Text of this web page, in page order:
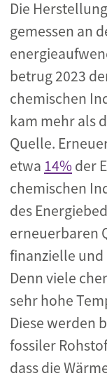
Die
gemessen an
betrug 2023
chemischen
kam mehr als
Quelle.
etwa 14%der
chemischen
des
erneuerbaren
finanzielle
Denn viele
sehr hohe
Diese werden
fossiler
dass die